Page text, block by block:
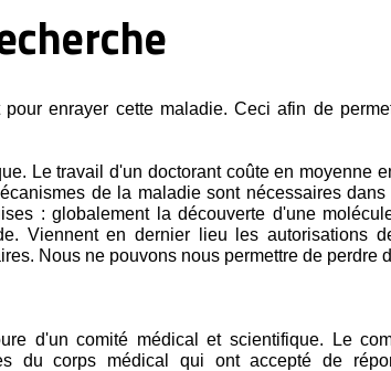
enrayer cette maladie. Ceci afin de
Le travail d'un doctorant coûte en moyenne
de la maladie sont nécessaires
: globalement la découverte d'une
Viennent en dernier lieu les autorisations
Nous ne pouvons nous permettre de perdre
d'un comité médical et scientifique. Le
du corps médical qui ont accepté de